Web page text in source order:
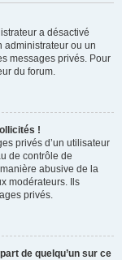
a désactivé
administrateur ou un
messages privés. Pour
du forum.
!
privés d’un utilisateur
de contrôle de
abusive de la
modérateurs. Ils
privés.
de quelqu’un sur ce